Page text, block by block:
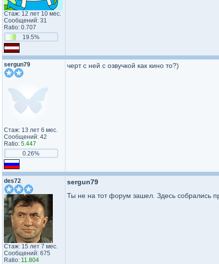
Стаж: 12 лет 10 мес.
Сообщений: 31
Ratio: 0.707
19.5%
sergun79
Стаж: 13 лет 6 мес.
Сообщений: 42
Ratio: 5.447
0.26%
черт с ней с озвучкой как кино то?)
des72
Стаж: 15 лет 7 мес.
Сообщений: 675
Ratio: 11.804
sergun79
Ты не на тот форум зашел. Здесь собрались